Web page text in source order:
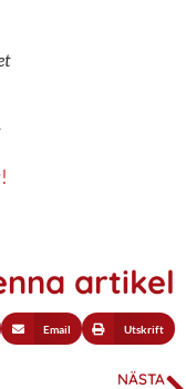
artikel
Email Utskrift
NÄSTA